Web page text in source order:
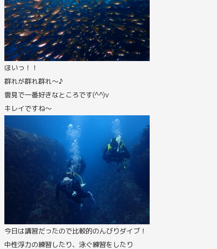
ほいっ！！
群れが群れ群れ～♪
雲見で一番好きなところです(^^)v
キレイですね～
今日は講習だったので比較的のんびりダイブ！
中性浮力の練習したり、泳ぐ練習をしたり